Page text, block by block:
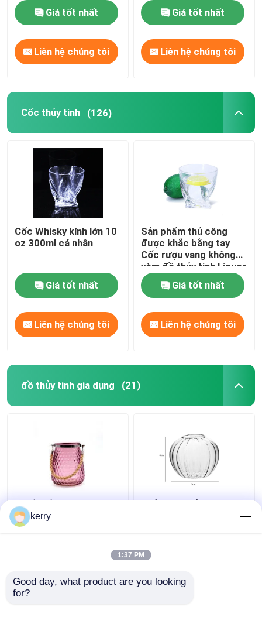
Giá tốt nhất
Liên hệ chúng tôi
Giá tốt nhất
Liên hệ chúng tôi
Cốc thủy tinh (126)
Cốc Whisky kính lớn 10
oz 300ml cá nhân
Giá tốt nhất
Liên hệ chúng tôi
Sản phẩm thủ công
được khắc bằng tay
Cốc rượu vang không
vòm đồ thủy tinh Liquor
Cup Twist
Giá tốt nhất
Liên hệ chúng tôi
đồ thủy tinh gia dụng (21)
Thiết kế tùy chỉnh 5
inch 10 inch Vase thủy
tinh hoa hình trụ cổ
Thủy tinh thủy tinh
kerry
1:37 PM
Good day, what product are you looking
for?